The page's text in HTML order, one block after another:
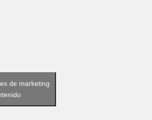
de marketing